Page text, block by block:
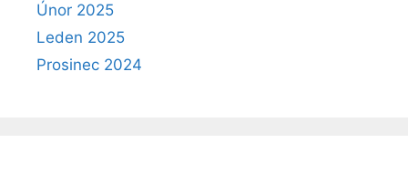
Únor 2025
Leden 2025
Prosinec 2024